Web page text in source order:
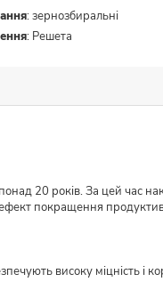
:зернозбиральні
: Решета
20 років. За цей час
покращення
високу міцність і